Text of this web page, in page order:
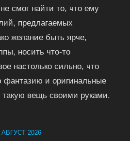
смог найти то, что ему
предлагаемых
желание быть ярче,
носить что-то
настолько сильно, что
фантазию и оригинальные
вещь своими руками.
АВГУСТ 2026